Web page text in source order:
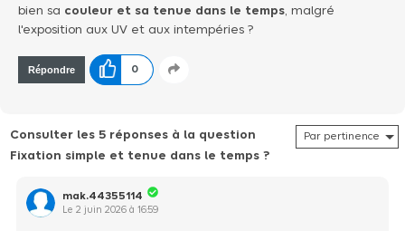
bien sa couleur et sa tenue dans le temps, malgré
l'exposition aux UV et aux intempéries ?
Répondre 0
Consulter les 5 réponses à la question
Fixation simple et tenue dans le temps ?
mak.44355114
Le2 juin 2026 à16:59